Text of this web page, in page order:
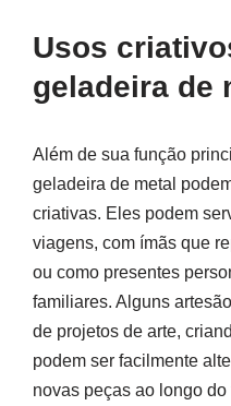
Usos
geladeira de
Além de sua função
geladeira de metal
criativas. Eles podem
viagens, com ímãs que
ou como presentes
familiares. Alguns
de projetos de arte,
podem ser facilmente
novas peças ao longo do